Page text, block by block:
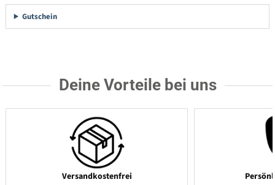
Gutschein
Deine Vorteile bei uns
Versandkostenfrei